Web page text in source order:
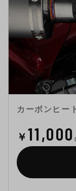
カーボンヒー
￥ 11,000